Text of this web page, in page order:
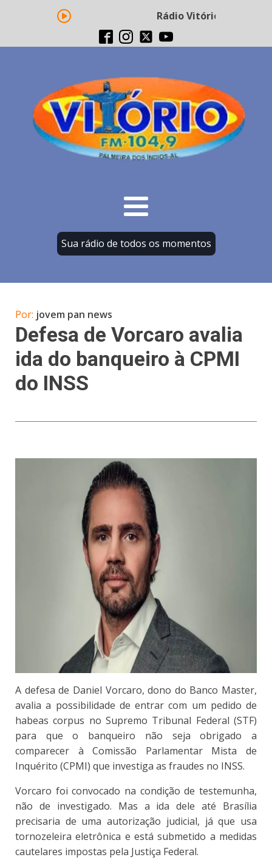
Rádio Vitório FM -
Sua rádio de todos os momentos
Por: jovem pan news
Defesa de Vorcaro avalia
ida do banqueiro à CPMI
do INSS
A defesa de Daniel Vorcaro, dono do Banco Master,
avalia a possibilidade de entrar com um pedido de
habeas corpus no Supremo Tribunal Federal (STF)
para que o banqueiro não seja obrigado a
comparecer à Comissão Parlamentar Mista de
Inquérito (CPMI) que investiga as fraudes no INSS.
Vorcaro foi convocado na condição de testemunha,
não de investigado. Mas a ida dele até Brasília
precisaria de uma autorização judicial, já que usa
tornozeleira eletrônica e está submetido a medidas
cautelares impostas pela Justiça Federal.